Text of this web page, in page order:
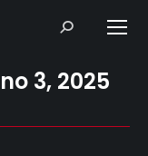
Search:
3, 2025